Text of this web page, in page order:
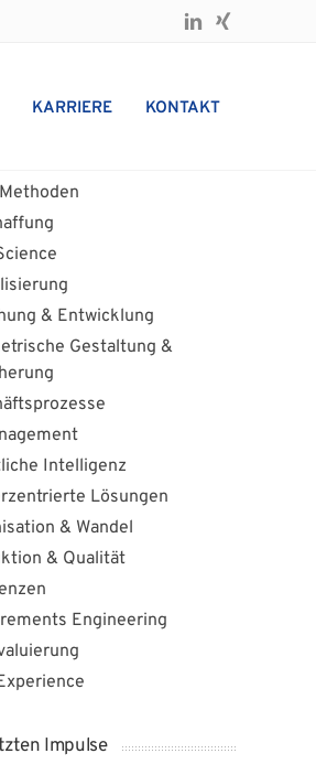
KARRIERE KONTAKT
& Entwicklung
Gestaltung &
Intelligenz
Lösungen
& Wandel
& Qualität
Engineering
Impulse